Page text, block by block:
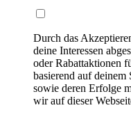
Durch das
deine Interessen
oder Rabattaktionen
basierend auf
sowie deren Erfolge
wir auf dieser